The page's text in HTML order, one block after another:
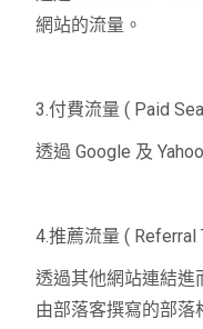
網站的流量。
3.付費流量 ( Paid
透過 Google 及
4.推薦流量 ( Referral
透過其他網站連結進
由部落客撰寫的部落